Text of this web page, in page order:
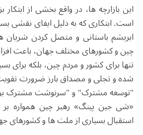
این بازارچه ها، در واقع بخشی از
است. ابتکاری که به دلیل ایفای نقشی
ابریشم باستانی و متصل کردن شریان
چین و کشورهای مختلف جهان، باعث
تنها برای کشور و مردم چین، بلکه برای
شده و تجلی و مصداق بارز ضرورت تقویت
"توسعه مشترک" و "سرنوشت مشترک
«شی جین پینگ» رهبر چین همواره بر
استقبال بسیاری از ملت ها و کشورهای